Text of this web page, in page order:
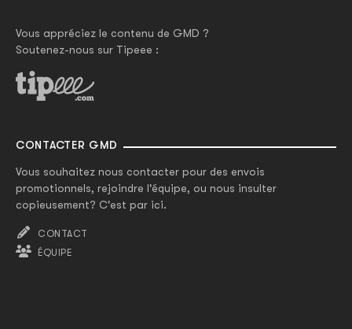
Vous appréciez le contenu de GMD ?
Soutenez-nous sur Tipeee :
CONTACTER GMD
Vous souhaitez nous contacter pour des envois
promotionnels, rejoindre l'équipe, ou nous insulter
copieusement? C'est par ici.
CONTACT
ÉQUIPE